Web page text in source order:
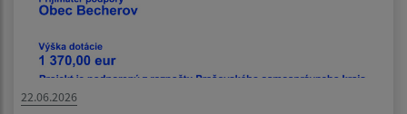
22.06.2026